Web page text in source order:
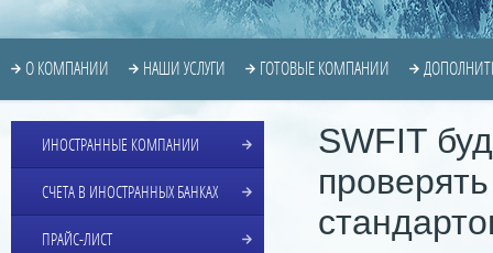
О КОМПАНИИ НАШИ УСЛУГИ ГОТОВЫЕ КОМПАНИИ
SWFIT
ИНОСТРАННЫЕ КОМПАНИИ
СЧЕТА В ИНОСТРАННЫХ БАНКАХ
ПРАЙС-ЛИСТ